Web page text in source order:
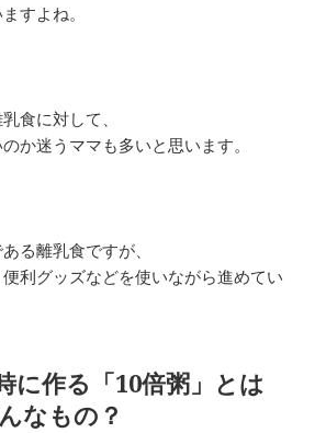
すよね。
食に対して、
か迷うママも多いと思います。
る離乳食ですが、
利グッズなどを使いながら進めてい
に作る「10倍粥」とは
なもの？